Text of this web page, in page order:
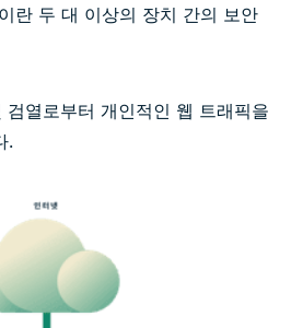
3단계
이유
사용하는 방법
란 두 대 이상의 장치 간의 보안
열로부터 개인적인 웹 트래픽을
.